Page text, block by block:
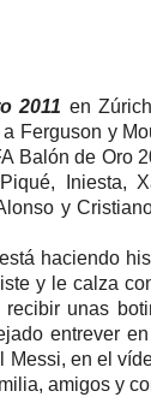
2011 en
Ferguson y
Balón de Oro
Iniesta,
y
haciendo
y le calza
unas
entrever
Messi, en el
amigos y